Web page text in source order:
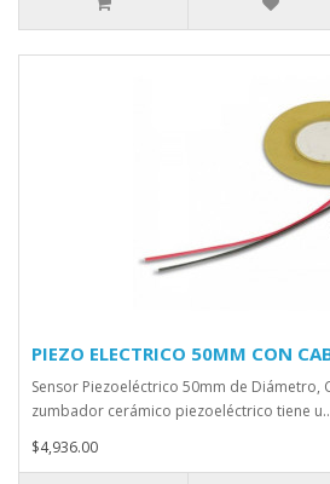
PIEZO ELECTRICO 50MM CON
Sensor Piezoeléctrico 50mm de Diámetro,
zumbador cerámico piezoeléctrico tiene u..
$4,936.00